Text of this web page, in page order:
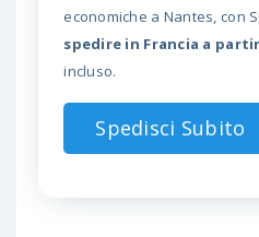
economiche a Nantes, con
spedire in Francia a
incluso.
Spedisci Subito